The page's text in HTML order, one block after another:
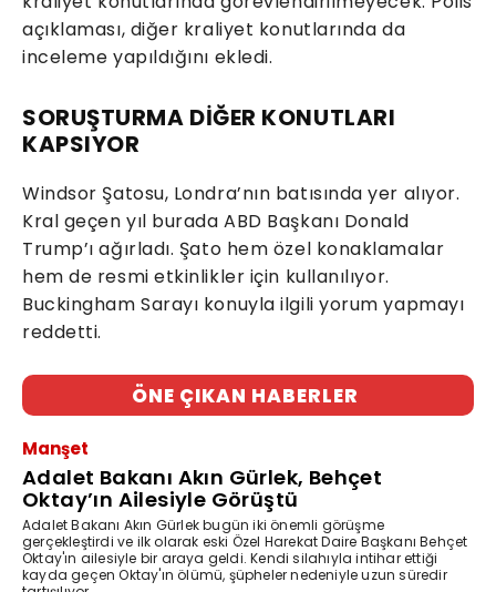
açıklaması, diğer kraliyet konutlarında da
inceleme yapıldığını ekledi.
SORUŞTURMA DİĞER KONUTLARI
KAPSIYOR
Windsor Şatosu, Londra’nın batısında yer alıyor.
Kral geçen yıl burada ABD Başkanı Donald
Trump’ı ağırladı. Şato hem özel konaklamalar
hem de resmi etkinlikler için kullanılıyor.
Buckingham Sarayı konuyla ilgili yorum yapmayı
reddetti.
ÖNE ÇIKAN HABERLER
Manşet
Adalet Bakanı Akın Gürlek, Behçet
Oktay’ın Ailesiyle Görüştü
Adalet Bakanı Akın Gürlek bugün iki önemli görüşme
gerçekleştirdi ve ilk olarak eski Özel Harekat Daire Başkanı Behçet
Oktay'ın ailesiyle bir araya geldi. Kendi silahıyla intihar ettiği
kayda geçen Oktay'ın ölümü, şüpheler nedeniyle uzun süredir